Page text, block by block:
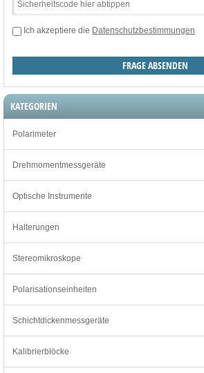
Ich akzeptiere die Datenschutzbestimmungen
KATEGORIEN
Polarimeter
Drehmomentmessgeräte
Optische Instrumente
Halterungen
Stereomikroskope
Polarisationseinheiten
Schichtdickenmessgeräte
Kalibrierblöcke